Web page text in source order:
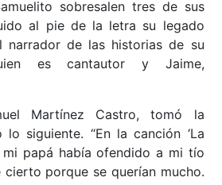
sobresalen tres de sus
al pie de la letra su legado
narrador de las historias de su
es cantautor y Jaime,
Martínez Castro, tomó la
lo siguiente. “En la canción ‘La
mi papá había ofendido a mi tío
cierto porque se querían mucho.